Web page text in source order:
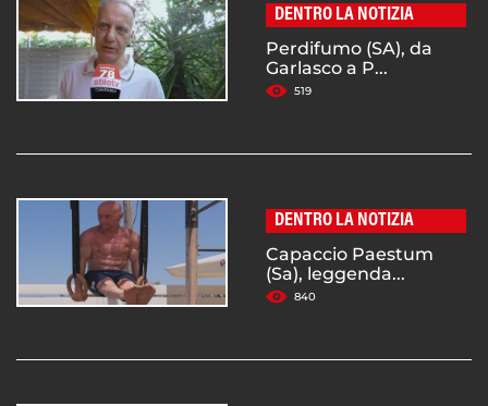
DENTRO LA NOTIZIA
Perdifumo (SA), da
Garlasco a P...
519
DENTRO LA NOTIZIA
Capaccio Paestum
(Sa), leggenda...
840